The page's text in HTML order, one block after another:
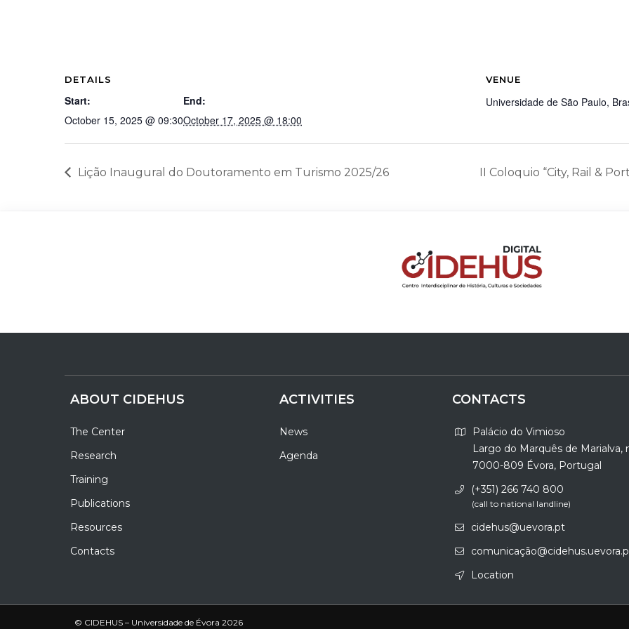
DETAILS
Start:
October 15, 2025 @ 09:30
End:
October 17, 2025 @ 18:00
VENUE
Universidade de São Paulo,
Lição Inaugural do Doutoramento em Turismo 2025/26 II Coloquio “City, Rail &
ABOUT CIDEHUS
The Center
Research
Training
Publications
Resources
Contacts
ACTIVITIES
News
Agenda
CONTACTS
Palácio do Vimioso
Largo do Marquês de Marialva,
7000-809 Évora, Portugal
(+351) 266 740 800
(call to national landline)
cidehus@uevora.pt
Location
© CIDEHUS – Universidade de Évora 2026